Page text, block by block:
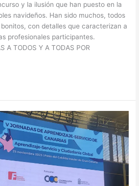
y la ilusión que han puesto en la
navideños. Han sido muchos, todos
con detalles que caracterizan a
profesionales participantes.
A TODOS Y A TODAS POR